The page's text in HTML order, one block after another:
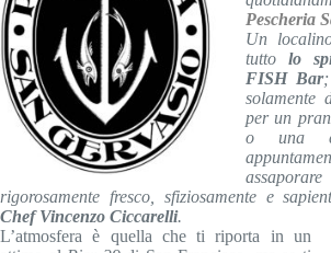
Pescheria
Un
tutto lo
FISH Bar;
per un
o una
rigorosamente fresco, sfiziosamente e
Chef Vincenzo Ciccarelli.
L’atmosfera è quella che ti riporta in un